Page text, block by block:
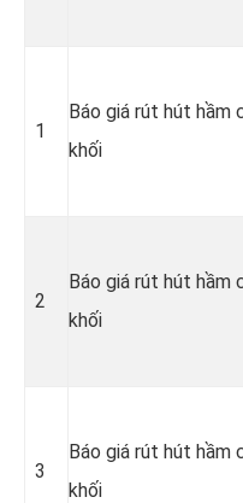
1
Báo giá rút hút hầm
khối
2
Báo giá rút hút hầm
khối
3
Báo giá rút hút hầm
khối